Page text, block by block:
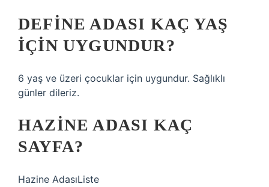
DEFINE ADASI KAÇ YAŞ
IÇIN UYGUNDUR?
6 yaş ve üzeri çocuklar için uygundur. Sağlıklı
günler dileriz.
HAZINE ADASI KAÇ
SAYFA?
Hazine AdasıListe